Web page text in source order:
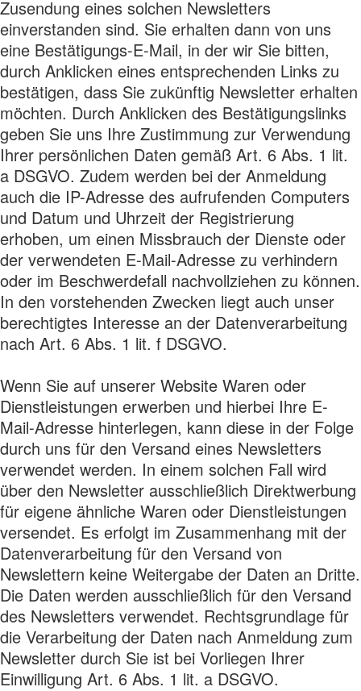
Zusendung eines solchen Newsletters
einverstanden sind. Sie erhalten dann von uns
eine Bestätigungs-E-Mail, in der wir Sie bitten,
durch Anklicken eines entsprechenden Links zu
bestätigen, dass Sie zukünftig Newsletter erhalten
möchten. Durch Anklicken des Bestätigungslinks
geben Sie uns Ihre Zustimmung zur Verwendung
Ihrer persönlichen Daten gemäß Art. 6 Abs. 1 lit.
a DSGVO. Zudem werden bei der Anmeldung
auch die IP-Adresse des aufrufenden Computers
und Datum und Uhrzeit der Registrierung
erhoben, um einen Missbrauch der Dienste oder
der verwendeten E-Mail-Adresse zu verhindern
oder im Beschwerdefall nachvollziehen zu können.
In den vorstehenden Zwecken liegt auch unser
berechtigtes Interesse an der Datenverarbeitung
nach Art. 6 Abs. 1 lit. f DSGVO.
Wenn Sie auf unserer Website Waren oder
Dienstleistungen erwerben und hierbei Ihre E-
Mail-Adresse hinterlegen, kann diese in der Folge
durch uns für den Versand eines Newsletters
verwendet werden. In einem solchen Fall wird
über den Newsletter ausschließlich Direktwerbung
für eigene ähnliche Waren oder Dienstleistungen
versendet. Es erfolgt im Zusammenhang mit der
Datenverarbeitung für den Versand von
Newslettern keine Weitergabe der Daten an Dritte.
Die Daten werden ausschließlich für den Versand
des Newsletters verwendet. Rechtsgrundlage für
die Verarbeitung der Daten nach Anmeldung zum
Newsletter durch Sie ist bei Vorliegen Ihrer
Einwilligung Art. 6 Abs. 1 lit. a DSGVO.